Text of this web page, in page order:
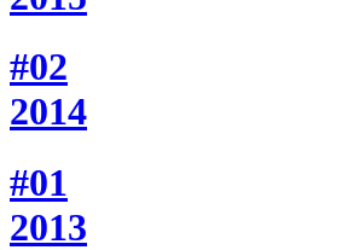
#02
2014
#01
2013